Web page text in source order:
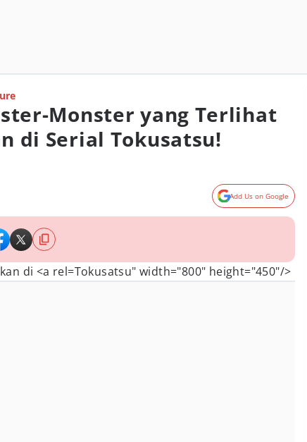
Monster yang Terlihat
di Serial Tokusatsu!
Add Us on Google
Tokusatsu" width="800" height="450"/>